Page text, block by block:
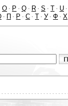
O · P · Q · R · S · T · U ·
· П · Р · С · Т · У · Ф · Х